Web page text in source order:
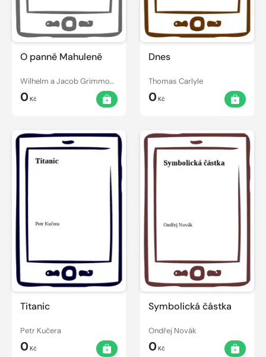
O panně Mahuleně
Wilhelm a Jacob Grimmové
0Kč
Dnes
Thomas Carlyle
0Kč
Titanic
Petr Kučera
0Kč
Symbolická částka
Ondřej Novák
0Kč